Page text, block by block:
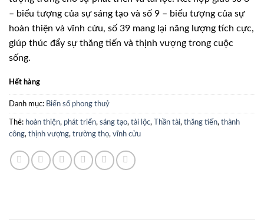
170.000.000 ₫.là:
– biểu tượng của sự sáng tạo và số 9 – biểu tượng của sự
hoàn thiện và vĩnh cửu, số 39 mang lại năng lượng tích cực,
giúp thúc đẩy sự thăng tiến và thịnh vượng trong cuộc
sống.
Hết hàng
Danh mục: Biển số phong thuỷ
Thẻ: hoàn thiện, phát triển, sáng tạo, tài lộc, Thần tài, thăng tiến, thành
công, thịnh vượng, trường thọ, vĩnh cửu